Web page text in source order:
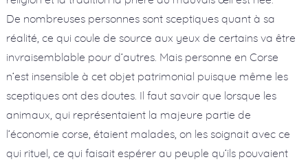
De nombreuses personnes sont sceptiques quant à sa
réalité, ce qui coule de source aux yeux de certains va être
invraisemblable pour d’autres. Mais personne en Corse
n’est insensible à cet objet patrimonial puisque même les
sceptiques ont des doutes. Il faut savoir que lorsque les
animaux, qui représentaient la majeure partie de
l’économie corse, étaient malades, on les soignait avec ce
qui rituel, ce qui faisait espérer au peuple qu’ils pouvaient